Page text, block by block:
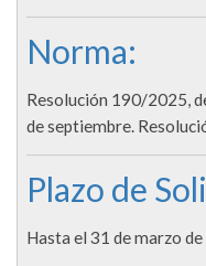
Norma:
Resolución 190/2025,
de septiembre.
Plazo de
Hasta el 31 de marzo